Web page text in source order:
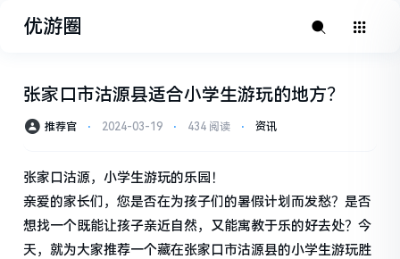
优游圈
张家口市沽源县适合小学生游玩的地方？
推荐官 ⋅ 2024-03-19 ⋅ 434 阅读 ⋅ 资讯
张家口沽源，小学生游玩的乐园！
亲爱的家长们，您是否在为孩子们的暑假计划而发愁？是否
想找一个既能让孩子亲近自然，又能寓教于乐的好去处？今
天，就为大家推荐一个藏在张家口市沽源县的小学生游玩胜